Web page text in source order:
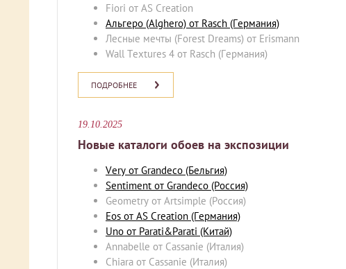
Fiori от AS Creation
Альгеро (Alghero) от Rasch (Германия)
Лесные мечты (Forest Dreams) от Erismann
Wall Textures 4 от Rasch (Германия)
ПОДРОБНЕЕ
19.10.2025
Новые каталоги обоев на экспозиции
Very от Grandeco (Бельгия)
Sentiment от Grandeco (Россия)
Geometry от Artsimple (Россия)
Eos от AS Creation (Германия)
Uno от Parati&Parati (Китай)
Annabelle от Cassanie (Италия)
Chiara от Cassanie (Италия)